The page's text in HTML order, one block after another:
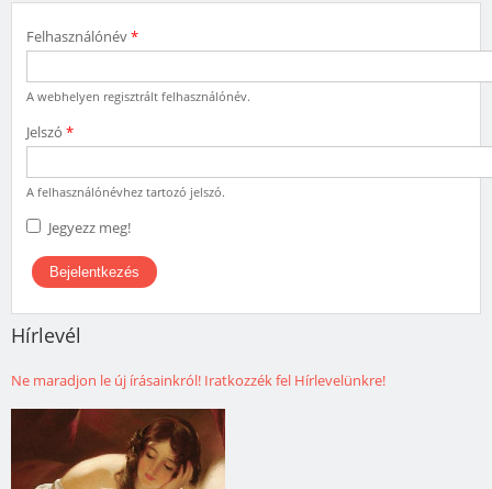
Felhasználónév*
A webhelyen regisztrált felhasználónév.
Jelszó *
A felhasználónévhez tartozó jelszó.
Jegyezz meg!
Hírlevél
Ne maradjon le új írásainkról! Iratkozzék fel Hírlevelünkre!